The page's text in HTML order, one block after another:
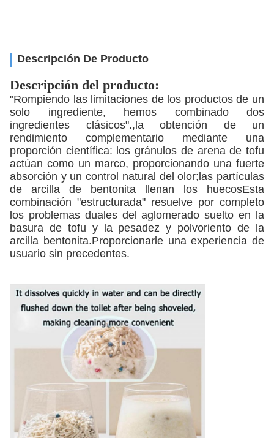
Descripción De Producto
Descripción del producto:
"Rompiendo las limitaciones de los productos de un
solo ingrediente, hemos combinado dos
ingredientes clásicos".,la obtención de un
rendimiento complementario mediante una
proporción científica: los gránulos de arena de tofu
actúan como un marco, proporcionando una fuerte
absorción y un control natural del olor;las partículas
de arcilla de bentonita llenan los huecosEsta
combinación "estructurada" resuelve por completo
los problemas duales del aglomerado suelto en la
basura de tofu y la pesadez y polvoriento de la
arcilla bentonita.Proporcionarle una experiencia de
usuario sin precedentes.